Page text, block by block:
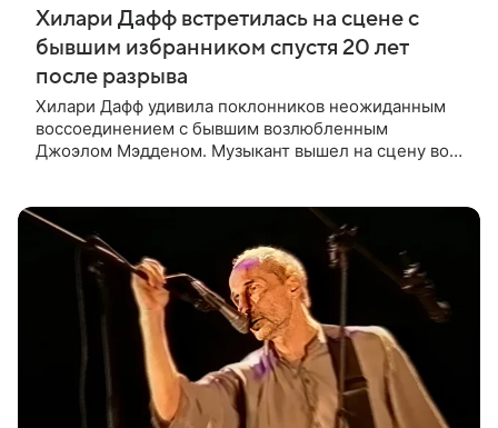
Хилари Дафф встретилась на сцене с
бывшим избранником спустя 20 лет
после разрыва
Хилари Дафф удивила поклонников неожиданным
воссоединением с бывшим возлюбленным
Джоэлом Мэдденом. Музыкант вышел на сцену во